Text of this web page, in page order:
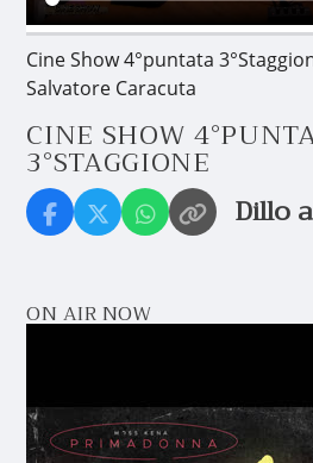
Cine Show 4°puntata
Salvatore Caracuta
CINE SHOW
3°STAGGIONE
Dillo
ON AIR NOW